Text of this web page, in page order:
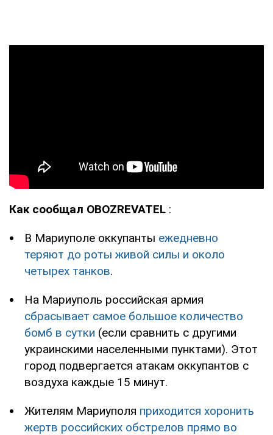
Как сообщал OBOZREVATEL :
В Мариуполе оккупанты ежедневно
теряют до роты живой силы и около
четырех танков.
На Мариуполь российская армия
сбрасывает самое большое количество
бомб в сутки (если сравнить с другими
украинскими населенными пунктами). Этот
город подвергается атакам оккупантов с
воздуха каждые 15 минут.
Жителям Мариуполя приходится хоронить
жертв российских обстрелов прямо во